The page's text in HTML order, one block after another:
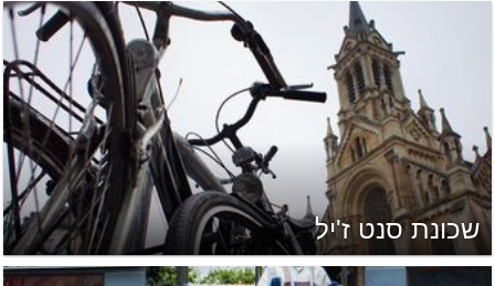
שכונת סנט ז'יל